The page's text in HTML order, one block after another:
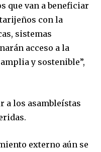
que van a beneficiar
con la
sistemas
acceso a la
y sostenible”,
a los asambleístas
externo aún se